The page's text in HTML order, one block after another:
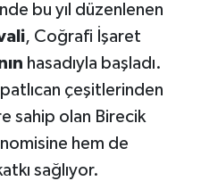
bu yıl düzenlenen
, Coğrafi İşaret
hasadıyla başladı.
çeşitlerinden
sahip olan Birecik
hem de
sağlıyor.